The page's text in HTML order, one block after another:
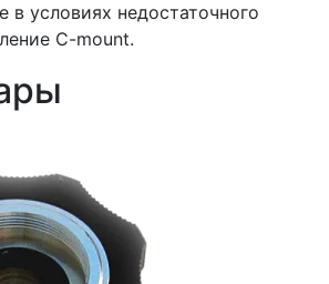
в условиях недостаточного
C-mount.